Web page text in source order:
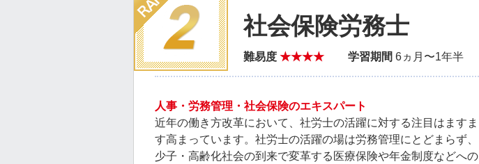
社会保険労務士
難易度 ★★★★ 学習期間 6ヵ月〜1年半
人事・労務管理・社会保険のエキスパート
近年の働き方改革において、社労士の活躍に対する注目はますま
す高まっています。社労士の活躍の場は労務管理にとどまらず、
少子・高齢化社会の到来で変革する医療保険や年金制度などへの